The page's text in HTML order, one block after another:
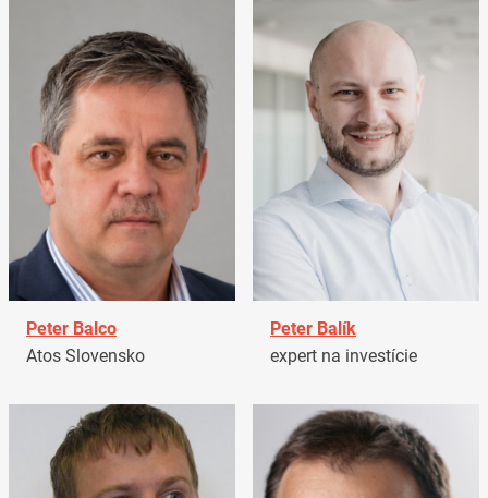
Peter Balco
Atos Slovensko
Peter Balík
expert na investície